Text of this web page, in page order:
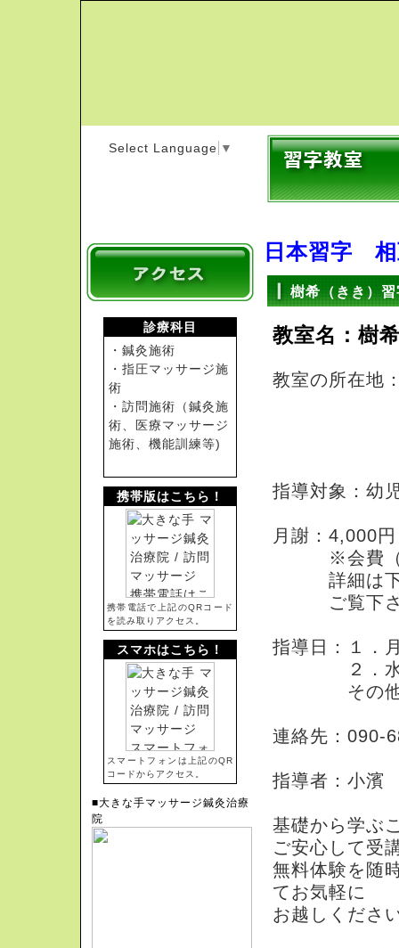
Select Language ▼
診療科目
・鍼灸施術
・指圧マッサージ施
術
・訪問施術（鍼灸施
術、医療マッサージ
施術、機能訓練等)
携帯版はこちら！
携帯電話で上記のQRコード
を読み取りアクセス。
スマホはこちら！
スマートフォンは上記のQR
コードからアクセス。
■大きな手マッサージ鍼灸治療
院
日本習字
樹希（きき）
教室名：樹
教室の所在
指導対象：
月謝：4,000円
※会費（手
詳細は下記
ご覧下さ
指導日：１．
２．水曜
その他の
連絡先：090-
指導者：小
基礎から学ぶ
ご安心して受
無料体験を随
てお気軽に
お越しくださ